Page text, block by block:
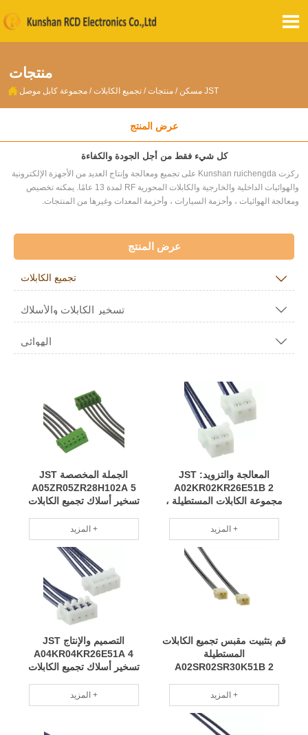

منتجات
 مسكن / منتجات/ تجميع الكابلات/ مجموعة كابل موصل JST
عرض المنتج
كل شيء فقط من أجل الجودة والكفاءة
ركزت Kunshan ruichengda على تجميع ومعالجة وإنتاج العديد من الأجهزة الإلكترونية
والهوائيات الداخلية والخارجية والكابلات المحورية RF لمدة 13 عامًا. يمكنه تخصيص
ومعالجة الهوائيات ، وأحزمة السيارات ، وأحزمة المعدات وغيرها من المنتجات.
عرض المنتج
تجميع الكابلات 
تسخير الكابلات والأسلاك 
الهوائي 
الجملة المخصصة JST
A05ZR05ZR28H102A 5
تسخير أسلاك تجميع الكابلات
يوفر الطاقة ويقلل من استهلاك
RCD
المزيد +
المعالجة والتزويد: JST
A02KR02KR26E51B 2
مجموعة الكابلات المستطيلة ،
عديدة من الخبرة والتصنيع
الاحترافي RCD
المزيد +
التصميم والإنتاج JST
A04KR04KR26E51A 4
تسخير أسلاك تجميع الكابلات
عند الطلب RCD
المزيد +
قم بتثبيت مقبس تجميع الكابلات
المستطيلة
A02SR02SR30K51B 2
فريق احترافي للصيانة الدورية
RCD
المزيد +